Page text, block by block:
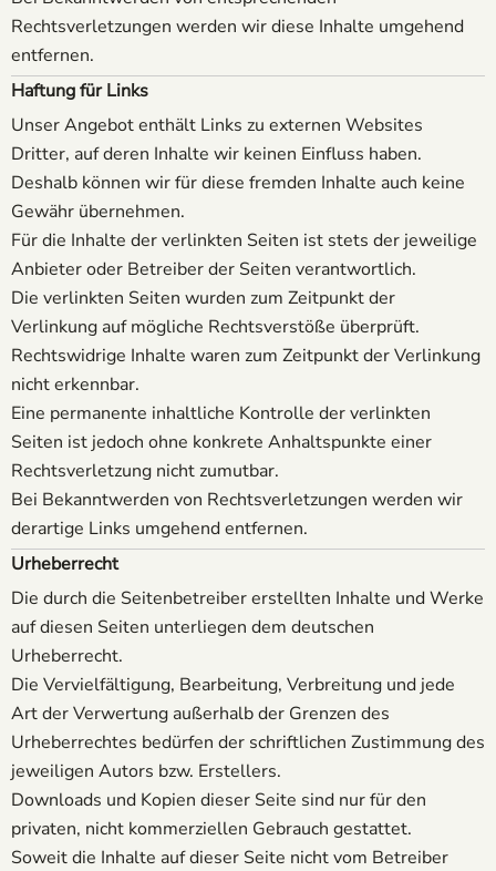
Rechtsverletzungen werden wir diese Inhalte umgehend
entfernen.
Haftung für Links
Unser Angebot enthält Links zu externen Websites
Dritter, auf deren Inhalte wir keinen Einfluss haben.
Deshalb können wir für diese fremden Inhalte auch keine
Gewähr übernehmen.
Für die Inhalte der verlinkten Seiten ist stets der jeweilige
Anbieter oder Betreiber der Seiten verantwortlich.
Die verlinkten Seiten wurden zum Zeitpunkt der
Verlinkung auf mögliche Rechtsverstöße überprüft.
Rechtswidrige Inhalte waren zum Zeitpunkt der Verlinkung
nicht erkennbar.
Eine permanente inhaltliche Kontrolle der verlinkten
Seiten ist jedoch ohne konkrete Anhaltspunkte einer
Rechtsverletzung nicht zumutbar.
Bei Bekanntwerden von Rechtsverletzungen werden wir
derartige Links umgehend entfernen.
Urheberrecht
Die durch die Seitenbetreiber erstellten Inhalte und Werke
auf diesen Seiten unterliegen dem deutschen
Urheberrecht.
Die Vervielfältigung, Bearbeitung, Verbreitung und jede
Art der Verwertung außerhalb der Grenzen des
Urheberrechtes bedürfen der schriftlichen Zustimmung des
jeweiligen Autors bzw. Erstellers.
Downloads und Kopien dieser Seite sind nur für den
privaten, nicht kommerziellen Gebrauch gestattet.
Soweit die Inhalte auf dieser Seite nicht vom Betreiber